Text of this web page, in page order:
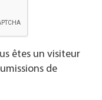
êtes un visiteur
de